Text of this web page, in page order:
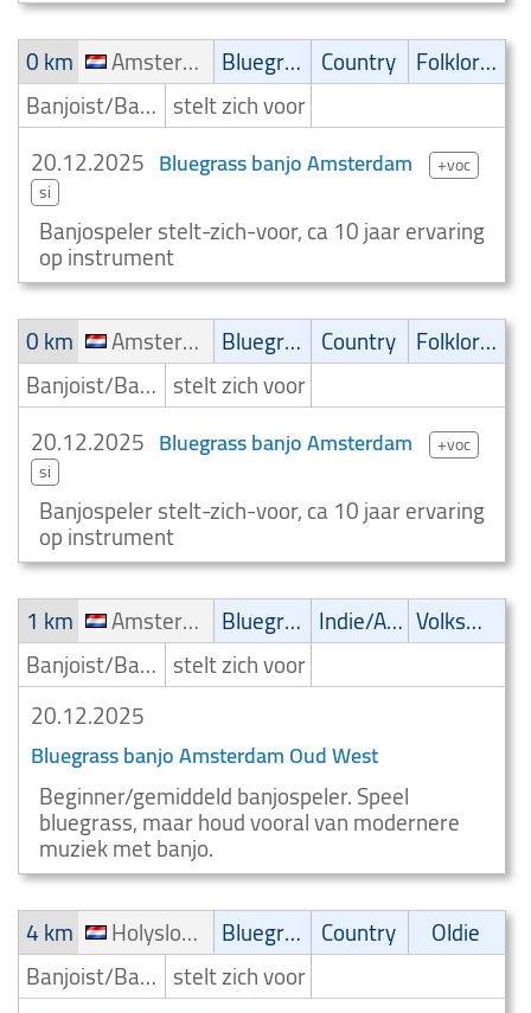
0 km
Amsterdam Bluegrass Country
Folklore/Irish folk
Banjoist/Banjospeler stelt zich voor
20.12.2025 Bluegrass banjo Amsterdam
+voc
si
Banjospeler stelt-zich-voor, ca 10 jaar ervaring
op instrument
0 km
Amsterdam Bluegrass Country
Folklore/Irish folk
Banjoist/Banjospeler stelt zich voor
20.12.2025 Bluegrass banjo Amsterdam
+voc
si
Banjospeler stelt-zich-voor, ca 10 jaar ervaring
op instrument
1 km
Amsterdam Oud West Bluegrass Indie/Alternative
Volksmuziek
Banjoist/Banjospeler stelt zich voor
20.12.2025
Bluegrass banjo Amsterdam Oud West
Beginner/gemiddeld banjospeler. Speel
bluegrass, maar houd vooral van modernere
muziek met banjo.
4 km
Holysloot, Ransdorp Bluegrass Country
Oldie
Banjoist/Banjospeler stelt zich voor